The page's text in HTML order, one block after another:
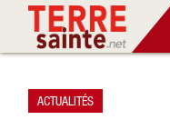
ACTUALITÉS